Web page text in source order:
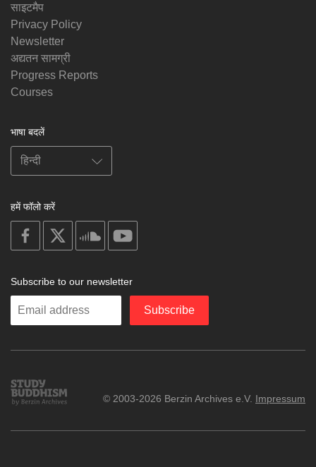
साइटमैप
Privacy Policy
Newsletter
अद्यतन सामग्री
Progress Reports
Courses
भाषा बदलें
हमें फॉलो करें
on
facebook
soundcloud
Subscribe to our newsletter
Enter
Subscribe
Study
Buddhism
© 2003-2026 Berzin Archives e.V. Impressum